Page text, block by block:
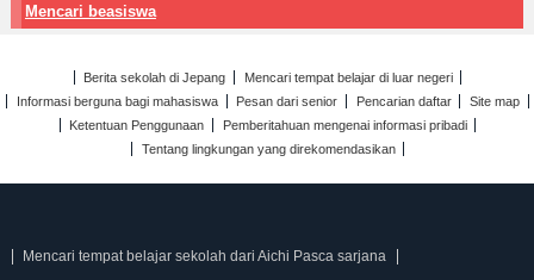
Mencari beasiswa
Berita sekolah di Jepang
Mencari tempat belajar di luar negeri
Informasi berguna bagi mahasiswa
Pesan dari senior Pencarian daftar
Site map
Ketentuan Penggunaan
Pemberitahuan mengenai informasi pribadi
Tentang lingkungan yang direkomendasikan
Mencari tempat belajar sekolah dari Aichi Pasca sarjana